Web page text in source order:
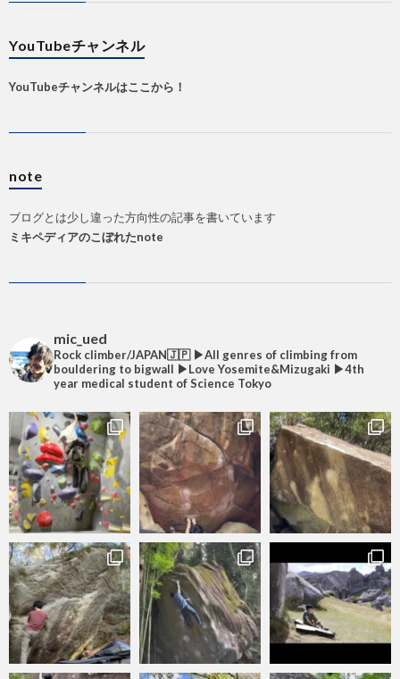
YouTubeチャンネル
YouTubeチャンネルはここから！
note
ブログとは少し違った方向性の記事を書いています
ミキペディアのこぼれたnote
mic_ued
Rock climber/JAPAN🇯🇵▶︎All genres of climbing from
bouldering to bigwall ▶︎Love Yosemite&Mizugaki ▶︎4th
year medical student of Science Tokyo